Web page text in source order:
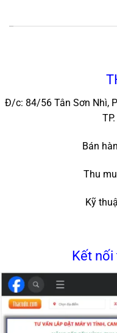
Đ/c: 84/56 Tân Sơn Nhì,
Bán
Thu
Kỹ
Kết